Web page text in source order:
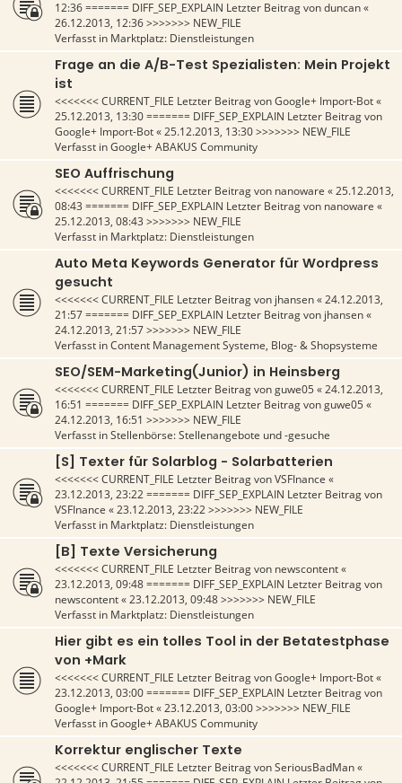
12:36======= DIFF_SEP_EXPLAIN Letzter Beitrag vonduncan«
26.12.2013, 12:36>>>>>>> NEW_FILE
Verfasst in Marktplatz: Dienstleistungen
Frage an die A/B-Test Spezialisten: Mein Projekt
ist
<<<<<<< CURRENT_FILE Letzter Beitrag vonGoogle+ Import-Bot«
25.12.2013, 13:30======= DIFF_SEP_EXPLAIN Letzter Beitrag von
Google+ Import-Bot«25.12.2013, 13:30>>>>>>> NEW_FILE
Verfasst inGoogle+ ABAKUS Community
SEO Auffrischung
<<<<<<< CURRENT_FILE Letzter Beitrag von nanoware «25.12.2013,
08:43 ======= DIFF_SEP_EXPLAIN Letzter Beitrag von nanoware «
25.12.2013, 08:43 >>>>>>> NEW_FILE
Verfasst in Marktplatz: Dienstleistungen
Auto Meta Keywords Generator für Wordpress
gesucht
<<<<<<< CURRENT_FILE Letzter Beitrag von jhansen«24.12.2013,
21:57======= DIFF_SEP_EXPLAIN Letzter Beitrag von jhansen«
24.12.2013, 21:57>>>>>>> NEW_FILE
Verfasst inContent Management Systeme, Blog- & Shopsysteme
SEO/SEM-Marketing(Junior) in Heinsberg
<<<<<<< CURRENT_FILE Letzter Beitrag vonguwe05«24.12.2013,
16:51 ======= DIFF_SEP_EXPLAIN Letzter Beitrag vonguwe05«
24.12.2013, 16:51 >>>>>>> NEW_FILE
Verfasst inStellenbörse: Stellenangebote und -gesuche
[S] Texter für Solarblog - Solarbatterien
<<<<<<< CURRENT_FILE Letzter Beitrag vonVSFInance «
23.12.2013, 23:22======= DIFF_SEP_EXPLAIN Letzter Beitrag von
VSFInance «23.12.2013, 23:22>>>>>>> NEW_FILE
Verfasst in Marktplatz: Dienstleistungen
[B] Texte Versicherung
<<<<<<< CURRENT_FILE Letzter Beitrag von newscontent«
23.12.2013, 09:48======= DIFF_SEP_EXPLAIN Letzter Beitrag von
newscontent«23.12.2013, 09:48>>>>>>> NEW_FILE
Verfasst in Marktplatz: Dienstleistungen
Hier gibt es ein tolles Tool in der Betatestphase
von +Mark
<<<<<<< CURRENT_FILE Letzter Beitrag vonGoogle+ Import-Bot«
23.12.2013, 03:00======= DIFF_SEP_EXPLAIN Letzter Beitrag von
Google+ Import-Bot«23.12.2013, 03:00>>>>>>> NEW_FILE
Verfasst inGoogle+ ABAKUS Community
Korrektur englischer Texte
<<<<<<< CURRENT_FILE Letzter Beitrag vonSeriousBadMan«